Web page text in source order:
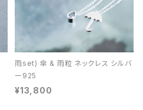
雨set) 傘 & 雨粒 ネックレス シルバ
ー925
¥13,800